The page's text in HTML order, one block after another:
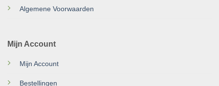
Algemene Voorwaarden
Mijn Account
Mijn Account
Bestellingen